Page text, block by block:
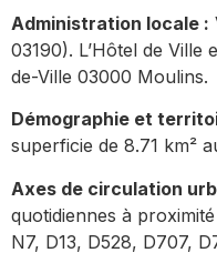
Administration locale :
03190). L’Hôtel de Ville
de-Ville 03000 Moulins.
Démographie et
superficie de 8.71 km²
Axes de circulation
quotidiennes à
N7, D13, D528, D707,